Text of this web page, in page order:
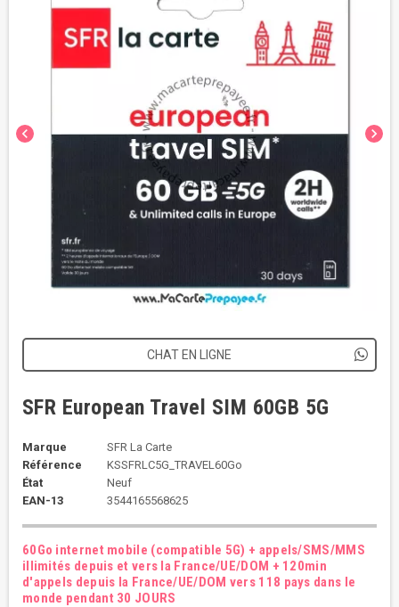
chevron_left chevron_right
CHAT EN LIGNE
SFR European Travel SIM 60GB 5G
Marque
SFR La Carte
Référence
KSSFRLC5G_TRAVEL60Go
État
Neuf
EAN-13
3544165568625
60Go internet mobile (compatible 5G) + appels/SMS/MMS
illimités depuis et vers la France/UE/DOM + 120min
d'appels depuis la France/UE/DOM vers 118 pays dans le
monde pendant 30 JOURS